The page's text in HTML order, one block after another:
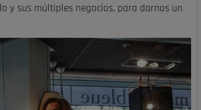
y sus múltiples negocios, para darnos un